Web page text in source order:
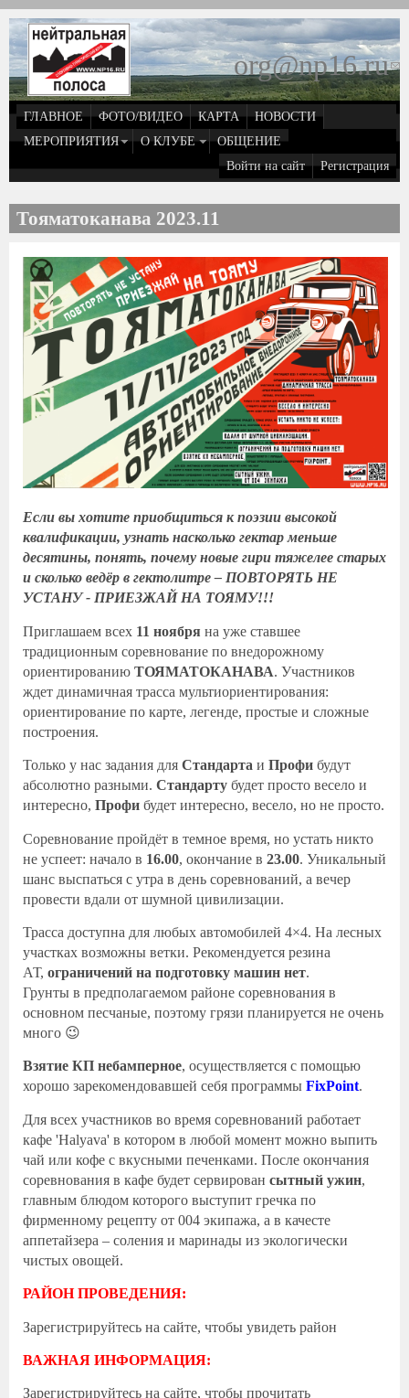
Перейти к основному содержанию
org@np16.ru
ГЛАВНОЕ ФОТО/ВИДЕО КАРТА
НОВОСТИ
МЕРОПРИЯТИЯ
О КЛУБЕ
ОБЩЕНИЕ
Войти на сайт
Регистрация
Тояматоканава 2023.11
Если вы хотите приобщиться к поэзии высокой
квалификации, узнать насколько гектар меньше
десятины, понять, почему новые гири тяжелее старых
и сколько ведёр в гектолитре – ПОВТОРЯТЬ НЕ
УСТАНУ - ПРИЕЗЖАЙ НА ТОЯМУ!!!
Приглашаем всех 11 ноября на уже ставшее
традиционным соревнование по внедорожному
ориентированию ТОЯМАТОКАНАВА. Участников
ждет динамичная трасса мультиориентирования:
ориентирование по карте, легенде, простые и сложные
построения.
Только у нас задания для Стандарта и Профи будут
абсолютно разными. Стандарту будет просто весело и
интересно, Профи будет интересно, весело, но не просто.
Соревнование пройдёт в темное время, но устать никто
не успеет: начало в 16.00, окончание в 23.00. Уникальный
шанс выспаться с утра в день соревнований, а вечер
провести вдали от шумной цивилизации.
Трасса доступна для любых автомобилей 4×4. На лесных
участках возможны ветки. Рекомендуется резина
АТ, ограничений на подготовку машин нет.
Грунты в предполагаемом районе соревнования в
основном песчаные, поэтому грязи планируется не очень
много 😉
Взятие КП небамперное, осуществляется с помощью
хорошо зарекомендовавшей себя программы FixPoint.
Для всех участников во время соревнований работает
кафе 'Halyava' в котором в любой момент можно выпить
чай или кофе с вкусными печенками. После окончания
соревнования в кафе будет сервирован сытный ужин,
главным блюдом которого выступит гречка по
фирменному рецепту от 004 экипажа, а в качесте
аппетайзера – соления и маринады из экологически
чистых овощей.
РАЙОН ПРОВЕДЕНИЯ:
Зарегистрируйтесь на сайте, чтобы увидеть район
ВАЖНАЯ ИНФОРМАЦИЯ:
Зарегистрируйтесь на сайте, чтобы прочитать